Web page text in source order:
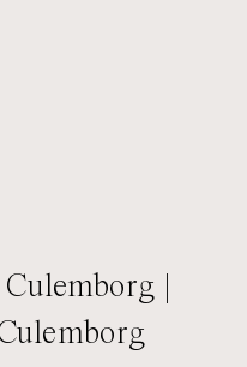
|